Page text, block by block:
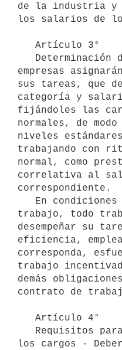
de la industria y
los salarios de
empresas
sus tareas, que
categoría y
fijándoles las
normales, de
niveles
trabajando con
normal, como
correlativa al
correspondiente.
trabajo, todo
desempeñar su
eficiencia,
corresponda,
trabajo
demás
contrato de
los cargos -